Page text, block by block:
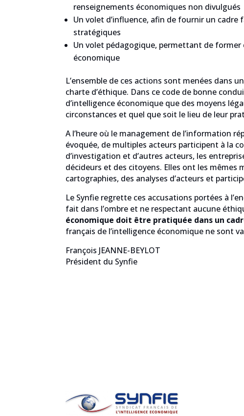
renseignements économiques non divulgués
Un volet d’influence, afin de fournir un cadre
stratégiques
Un volet pédagogique, permettant de former
économique
L’ensemble de ces actions sont menées dans
charte d’éthique. Dans ce code de bonne
d’intelligence économique que des moyens
circonstances et quel que soit le lieu de leur
A l’heure où le management de l’information
évoquée, de multiples acteurs participent à la
d’investigation et d’autres acteurs, les
décideurs et des citoyens. Elles ont les
cartographies, des analyses d’acteurs et
Le Synfie regrette ces accusations portées à
fait dans l’ombre et ne respectant aucune
économique doit être pratiquée dans un
français de l’intelligence économique ne sont
François JEANNE-BEYLOT
Président du Synfie